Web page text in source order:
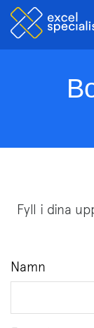
Fyll i dina
Namn